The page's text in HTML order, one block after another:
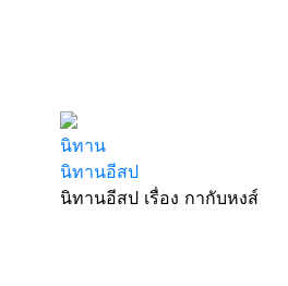
นิทาน
นิทานอีสป
นิทานอีสป เรื่อง กากับหงส์